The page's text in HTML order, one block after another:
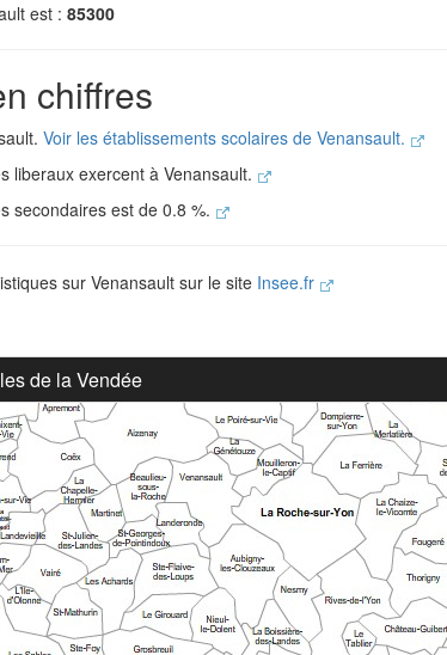
est : 85300
chiffres
Voir les établissements scolaires de Venansault.
liberaux exercent à Venansault.
secondaires est de 0.8 %.
sur Venansault sur le site Insee.fr
de la Vendée